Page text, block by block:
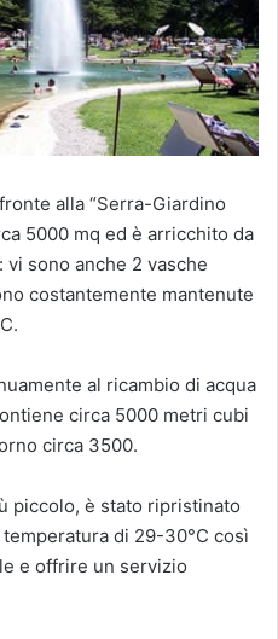
alla “Serra-Giardino
5000 mq ed è arricchito da
sono anche 2 vasche
costantemente mantenute
al ricambio di acqua
circa 5000 metri cubi
circa 3500.
piccolo, è stato ripristinato
di 29-30°C così
e offrire un servizio